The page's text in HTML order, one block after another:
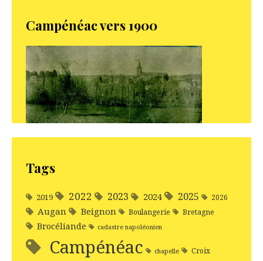
Campénéac vers 1900
Tags
2019 2022 2023 2024 2025 2026
Augan Beignon Boulangerie Bretagne
Brocéliande cadastre napoléonien
Campénéac chapelle Croix